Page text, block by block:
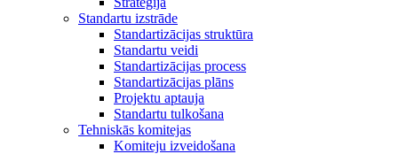
Standartu izstrāde
Standartizācijas struktūra
Standartu veidi
Standartizācijas process
Standartizācijas plāns
Projektu aptauja
Standartu tulkošana
Tehniskās komitejas
Komiteju izveidošana